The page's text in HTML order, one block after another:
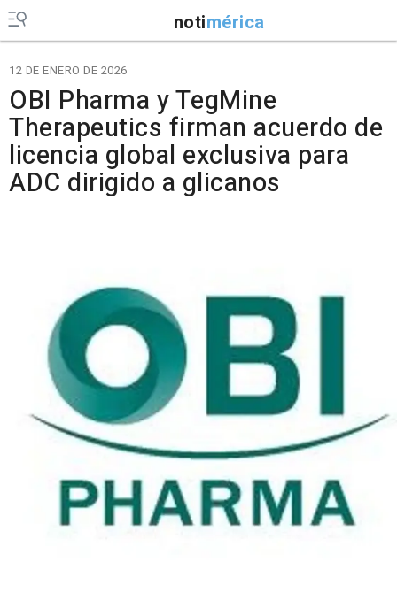
notimérica
12 DE ENERO DE 2026
OBI Pharma y TegMine
Therapeutics firman acuerdo de
licencia global exclusiva para
ADC dirigido a glicanos